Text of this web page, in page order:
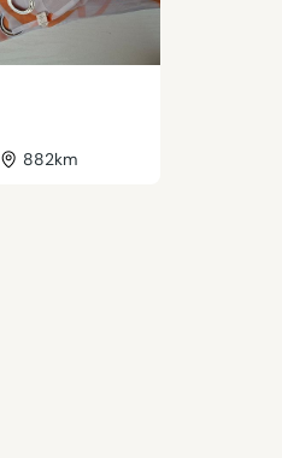
882km